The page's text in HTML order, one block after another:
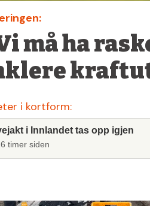
må ha
i kortform:
i Innlandet tas opp igjen
timer siden